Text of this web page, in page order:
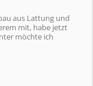
aus Lattung und
mit, habe jetzt
möchte ich